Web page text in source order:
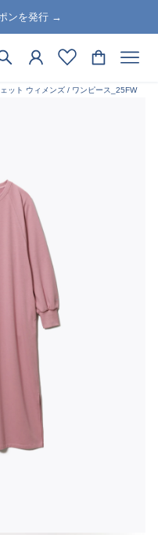
ンを発行 →
ット ウィメンズ / ワンピース_25FW